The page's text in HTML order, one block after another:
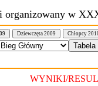
organizowany w
Dziewczęta 2009 Chłopcy
WYNIKI/